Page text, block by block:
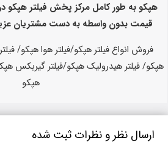
هپکو به طور کامل مرکز پخش فیلتر هپکو در
قیمت بدون واسطه به دست مشتریان عزیز
فروش انواع فیلتر هپکو/فیلتر هوا هپکو/
هپکو/ فیلتر هیدرولیک هپکو/فیلتر گیربکس
هپکو
ارسال نظر و نظرات ثبت شده